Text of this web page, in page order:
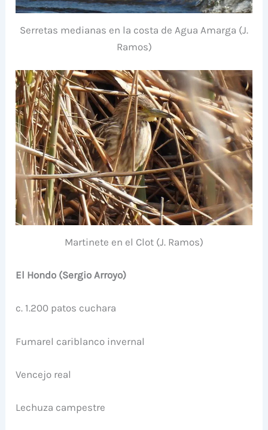
Serretas medianas en la costa de Agua Amarga (J.
Ramos)
Martinete en el Clot (J. Ramos)
El Hondo (Sergio Arroyo)
c. 1.200 patos cuchara
Fumarel cariblanco invernal
Vencejo real
Lechuza campestre